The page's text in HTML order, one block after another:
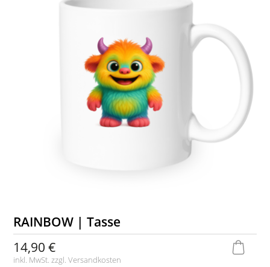
RAINBOW | Tasse
14,90 €
inkl. MwSt. zzgl.Versandkosten